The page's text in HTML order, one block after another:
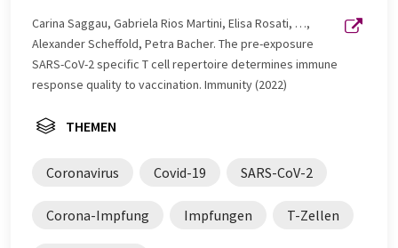
Carina Saggau, Gabriela Rios Martini, Elisa Rosati, …,
Alexander Scheffold, Petra Bacher. The pre-exposure
SARS-CoV-2 specific T cell repertoire determines immune
response quality to vaccination. Immunity (2022)
THEMEN
Coronavirus Covid-19 SARS-CoV-2
Corona-Impfung Impfungen T-Zellen